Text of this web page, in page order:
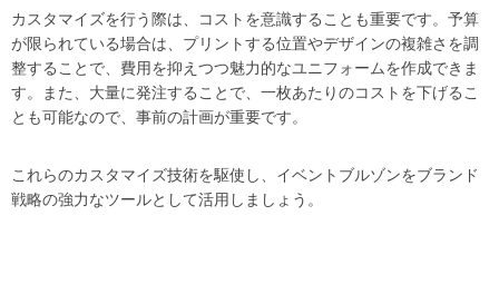
カスタマイズを行う際は、コストを意識することも重要です。予算
が限られている場合は、プリントする位置やデザインの複雑さを調
整することで、費用を抑えつつ魅力的なユニフォームを作成できま
す。また、大量に発注することで、一枚あたりのコストを下げるこ
とも可能なので、事前の計画が重要です。
これらのカスタマイズ技術を駆使し、イベントブルゾンをブランド
戦略の強力なツールとして活用しましょう。